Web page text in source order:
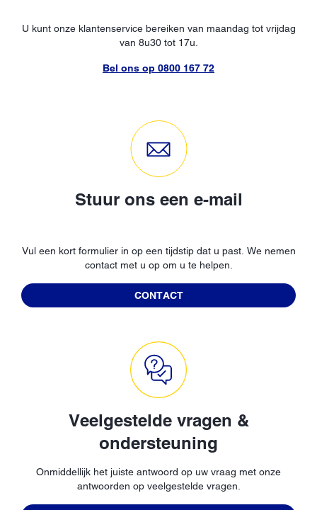
U kunt onze klantenservice bereiken van maandag tot vrijdag
van 8u30 tot 17u.
Bel ons op 0800 167 72
Stuur ons een e-mail
Vul een kort formulier in op een tijdstip dat u past. We nemen
contact met u op om u te helpen.
CONTACT
Veelgestelde vragen &
ondersteuning
Onmiddellijk het juiste antwoord op uw vraag met onze
antwoorden op veelgestelde vragen.